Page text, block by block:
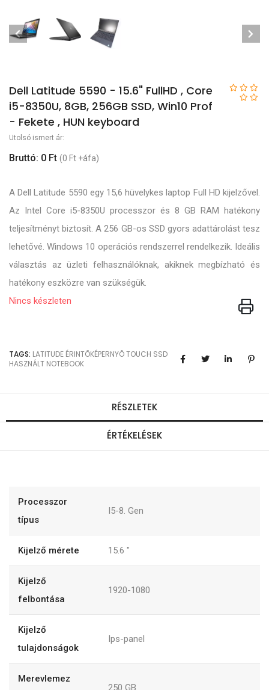
Dell Latitude 5590 - 15.6" FullHD , Core
i5-8350U, 8GB, 256GB SSD, Win10 Prof
- Fekete , HUN keyboard
Utolsó ismert ár:
Bruttó: 0 Ft (0 Ft +áfa)
A Dell Latitude 5590 egy 15,6 hüvelykes laptop Full HD kijelzővel.
Az Intel Core i5-8350U processzor és 8 GB RAM hatékony
teljesítményt biztosít. A 256 GB-os SSD gyors adattárolást tesz
lehetővé. Windows 10 operációs rendszerrel rendelkezik. Ideális
választás az üzleti felhasználóknak, akiknek megbízható és
hatékony eszközre van szükségük.
Nincs készleten
TAGS: LATITUDE ÉRINTÕKÉPERNYÕTOUCH SSD
HASZNÁLT NOTEBOOK
RÉSZLETEK
ÉRTÉKELÉSEK
Processzor
típus
I5-8. Gen
Kijelző mérete 15.6 "
Kijelző
felbontása
1920-1080
Kijelző
tulajdonságok
Ips-panel
Merevlemez
250 GB